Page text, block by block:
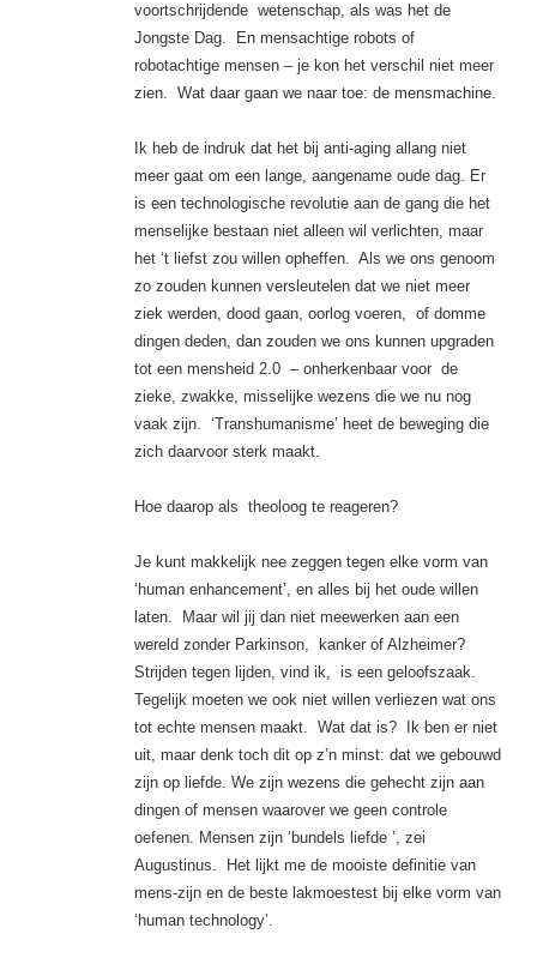
voortschrijdende wetenschap, als was het de
Jongste Dag.
En mensachtige robots of
robotachtige mensen – je kon het verschil niet meer
zien. Wat daar gaan we naar toe: de mensmachine.
Ik heb de indruk dat het bij anti-aging allang niet
meer gaat om een lange, aangename oude dag. Er
is een technologische revolutie aan de gang die het
menselijke bestaan niet alleen wil verlichten, maar
het ‘t liefst zou willen opheffen. Als we ons genoom
zo zouden kunnen versleutelen dat we niet meer
ziek werden, dood gaan, oorlog voeren, of domme
dingen deden, dan zouden we ons kunnen upgraden
tot een mensheid 2.0 – onherkenbaar voor de
zieke, zwakke, misselijke wezens die we nu nog
vaak zijn. ‘Transhumanisme’ heet de beweging die
zich daarvoor sterk maakt.
Hoe daarop als theoloog te reageren?
Je kunt makkelijk nee zeggen tegen elke vorm van
‘human enhancement’, en alles bij het oude willen
laten.
Maar wil jij dan niet meewerken aan een
wereld zonder Parkinson,
kanker of Alzheimer?
Strijden tegen lijden, vind ik, is een geloofszaak.
Tegelijk moeten we ook niet willen verliezen wat ons
tot echte mensen maakt. Wat dat is?
Ik ben er niet
uit, maar denk toch dit op z’n minst: dat we gebouwd
zijn op liefde. We zijn wezens die gehecht zijn aan
dingen of mensen waarover we geen controle
oefenen. Mensen zijn ‘bundels liefde ’, zei
Augustinus.
Het lijkt me de mooiste definitie van
mens-zijn en de beste lakmoestest bij elke vorm van
‘human technology’.